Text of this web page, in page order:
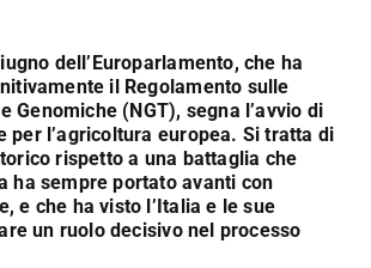
dell’Europarlamento, che ha
il Regolamento sulle
Genomiche (NGT), segna l’avvio di
per l’agricoltura europea. Si tratta di
rispetto a una battaglia che
ha sempre portato avanti con
e che ha visto l’Italia e le sue
un ruolo decisivo nel processo